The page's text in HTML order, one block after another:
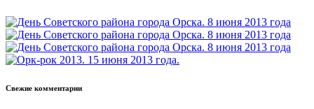
Свежие комментарии